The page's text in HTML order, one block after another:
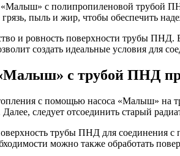
с полипропиленовой трубой
пыль и жир, чтобы обеспечить
и ровность поверхности трубы
создать идеальные условия для
с трубой ПНД
с помощью насоса «Малыш» на
следует отсоединить старый
трубы ПНД для соединения
можно также обработать